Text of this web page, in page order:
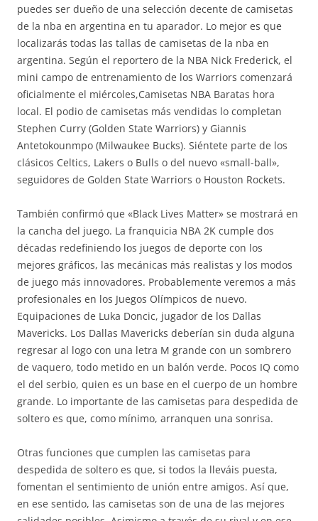
puedes ser dueño de una selección decente de camisetas
de la nba en argentina en tu aparador. Lo mejor es que
localizarás todas las tallas de camisetas de la nba en
argentina. Según el reportero de la NBA Nick Frederick, el
mini campo de entrenamiento de los Warriors comenzará
oficialmente el miércoles,Camisetas NBA Baratas hora
local. El podio de camisetas más vendidas lo completan
Stephen Curry (Golden State Warriors) y Giannis
Antetokounmpo (Milwaukee Bucks). Siéntete parte de los
clásicos Celtics, Lakers o Bulls o del nuevo «small-ball»,
seguidores de Golden State Warriors o Houston Rockets.
También confirmó que «Black Lives Matter» se mostrará en
la cancha del juego. La franquicia NBA 2K cumple dos
décadas redefiniendo los juegos de deporte con los
mejores gráficos, las mecánicas más realistas y los modos
de juego más innovadores. Probablemente veremos a más
profesionales en los Juegos Olímpicos de nuevo.
Equipaciones de Luka Doncic, jugador de los Dallas
Mavericks. Los Dallas Mavericks deberían sin duda alguna
regresar al logo con una letra M grande con un sombrero
de vaquero, todo metido en un balón verde. Pocos IQ como
el del serbio, quien es un base en el cuerpo de un hombre
grande. Lo importante de las camisetas para despedida de
soltero es que, como mínimo, arranquen una sonrisa.
Otras funciones que cumplen las camisetas para
despedida de soltero es que, si todos la lleváis puesta,
fomentan el sentimiento de unión entre amigos. Así que,
en ese sentido, las camisetas son de una de las mejores